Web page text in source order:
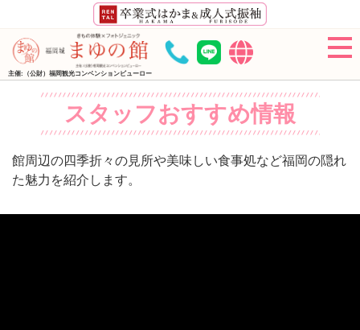
主催:（公財）福岡観光コンベンションビューロー
スタッフおすすめ情報
館周辺の四季折々の見所や美味しい食事処など福岡の隠れ
た魅力を紹介します。